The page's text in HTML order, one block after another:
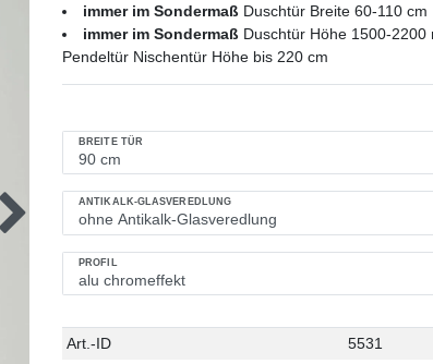
immer im Sondermaß Duschtür Breite 60-110 cm
immer im Sondermaß Duschtür Höhe 1500-2200
Pendeltür Nischentür Höhe bis 220 cm
BREITE TÜR
ANTIKALK-GLASVEREDLUNG
PROFIL
Technisches
Wert
Art.-ID 5531